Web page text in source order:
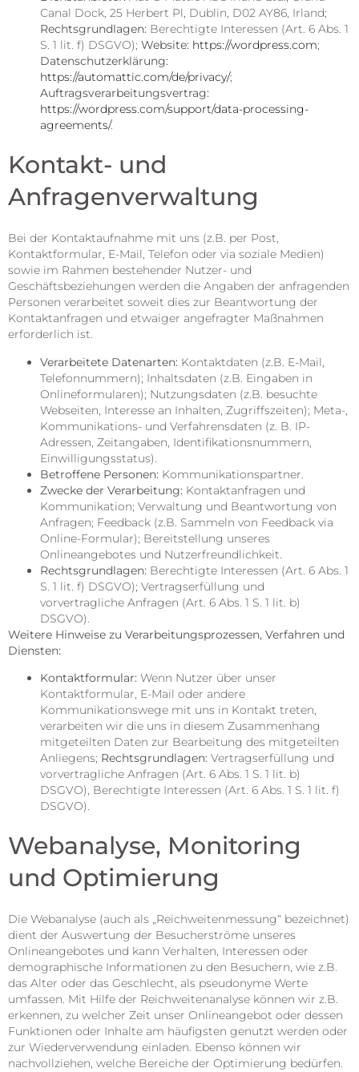
Canal Dock, 25 Herbert Pl, Dublin, D02 AY86, Irland;
Rechtsgrundlagen: Berechtigte Interessen (Art. 6 Abs. 1
S. 1 lit. f) DSGVO); Website: https://wordpress.com;
Datenschutzerklärung:
https://automattic.com/de/privacy/;
Auftragsverarbeitungsvertrag:
https://wordpress.com/support/data-processing-
agreements/.
Kontakt- und
Anfragenverwaltung
Bei der Kontaktaufnahme mit uns (z.B. per Post,
Kontaktformular, E-Mail, Telefon oder via soziale Medien)
sowie im Rahmen bestehender Nutzer- und
Geschäftsbeziehungen werden die Angaben der anfragenden
Personen verarbeitet soweit dies zur Beantwortung der
Kontaktanfragen und etwaiger angefragter Maßnahmen
erforderlich ist.
Verarbeitete Datenarten: Kontaktdaten (z.B. E-Mail,
Telefonnummern); Inhaltsdaten (z.B. Eingaben in
Onlineformularen); Nutzungsdaten (z.B. besuchte
Webseiten, Interesse an Inhalten, Zugriffszeiten); Meta-,
Kommunikations- und Verfahrensdaten (z. B. IP-
Adressen, Zeitangaben, Identifikationsnummern,
Einwilligungsstatus).
Betroffene Personen: Kommunikationspartner.
Zwecke der Verarbeitung: Kontaktanfragen und
Kommunikation; Verwaltung und Beantwortung von
Anfragen; Feedback (z.B. Sammeln von Feedback via
Online-Formular); Bereitstellung unseres
Onlineangebotes und Nutzerfreundlichkeit.
Rechtsgrundlagen: Berechtigte Interessen (Art. 6 Abs. 1
S. 1 lit. f) DSGVO); Vertragserfüllung und
vorvertragliche Anfragen (Art. 6 Abs. 1 S. 1 lit. b)
DSGVO).
Weitere Hinweise zu Verarbeitungsprozessen, Verfahren und
Diensten:
Kontaktformular: Wenn Nutzer über unser
Kontaktformular, E-Mail oder andere
Kommunikationswege mit uns in Kontakt treten,
verarbeiten wir die uns in diesem Zusammenhang
mitgeteilten Daten zur Bearbeitung des mitgeteilten
Anliegens; Rechtsgrundlagen: Vertragserfüllung und
vorvertragliche Anfragen (Art. 6 Abs. 1 S. 1 lit. b)
DSGVO), Berechtigte Interessen (Art. 6 Abs. 1 S. 1 lit. f)
DSGVO).
Webanalyse, Monitoring
und Optimierung
Die Webanalyse (auch als „Reichweitenmessung“ bezeichnet)
dient der Auswertung der Besucherströme unseres
Onlineangebotes und kann Verhalten, Interessen oder
demographische Informationen zu den Besuchern, wie z.B.
das Alter oder das Geschlecht, als pseudonyme Werte
umfassen. Mit Hilfe der Reichweitenanalyse können wir z.B.
erkennen, zu welcher Zeit unser Onlineangebot oder dessen
Funktionen oder Inhalte am häufigsten genutzt werden oder
zur Wiederverwendung einladen. Ebenso können wir
nachvollziehen, welche Bereiche der Optimierung bedürfen.